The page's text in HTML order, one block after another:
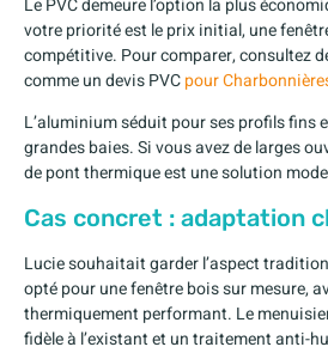
Le PVC demeure l’option la plus
votre priorité est le prix initial, une
compétitive. Pour comparer, consultez
comme un devis PVCpour
L’aluminium séduit pour ses profils fins
grandes baies. Si vous avez de larges
de pont thermique est une solution
Cas concret : adaptation
Lucie souhaitait garder l’aspect
opté pour une fenêtre bois sur mesure,
thermiquement performant. Le
fidèle à l’existant et un traitement anti-